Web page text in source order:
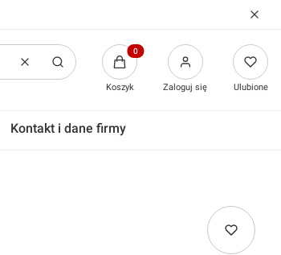
WyczyśćSzukaj
Produkty w koszyku: 0. Zobacz
Koszyk Zaloguj się Ulubione
Kontakt i dane firmy